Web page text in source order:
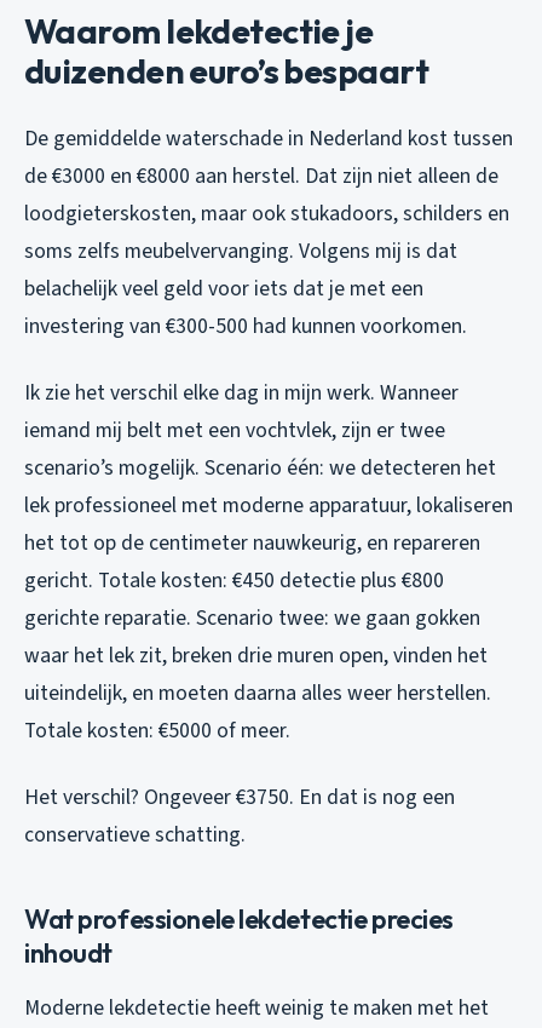
Waarom lekdetectie je
duizenden euro’s bespaart
De gemiddelde waterschade in Nederland kost tussen
de €3000 en €8000 aan herstel. Dat zijn niet alleen de
loodgieterskosten, maar ook stukadoors, schilders en
soms zelfs meubelvervanging. Volgens mij is dat
belachelijk veel geld voor iets dat je met een
investering van €300-500 had kunnen voorkomen.
Ik zie het verschil elke dag in mijn werk. Wanneer
iemand mij belt met een vochtvlek, zijn er twee
scenario’s mogelijk. Scenario één: we detecteren het
lek professioneel met moderne apparatuur, lokaliseren
het tot op de centimeter nauwkeurig, en repareren
gericht. Totale kosten: €450 detectie plus €800
gerichte reparatie. Scenario twee: we gaan gokken
waar het lek zit, breken drie muren open, vinden het
uiteindelijk, en moeten daarna alles weer herstellen.
Totale kosten: €5000 of meer.
Het verschil? Ongeveer €3750. En dat is nog een
conservatieve schatting.
Wat professionele lekdetectie precies
inhoudt
Moderne lekdetectie heeft weinig te maken met het